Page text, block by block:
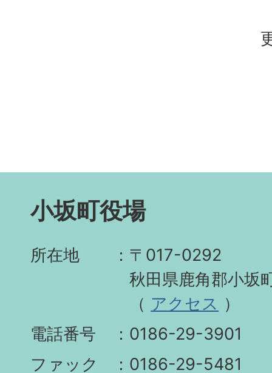
小坂町役場
所在地
〒017-0292
秋田県鹿角郡小坂
（ アクセス ）
電話番号
0186-29-3901
ファック
0186-29-5481